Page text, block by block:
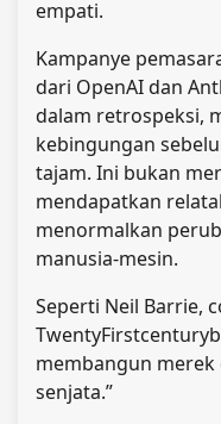
empati.
Kampanye
dari OpenAI dan
dalam retrospeksi,
kebingungan
tajam. Ini bukan
mendapatkan
menormalkan
manusia-mesin.
Seperti Neil Barrie,
membangun
senjata.”